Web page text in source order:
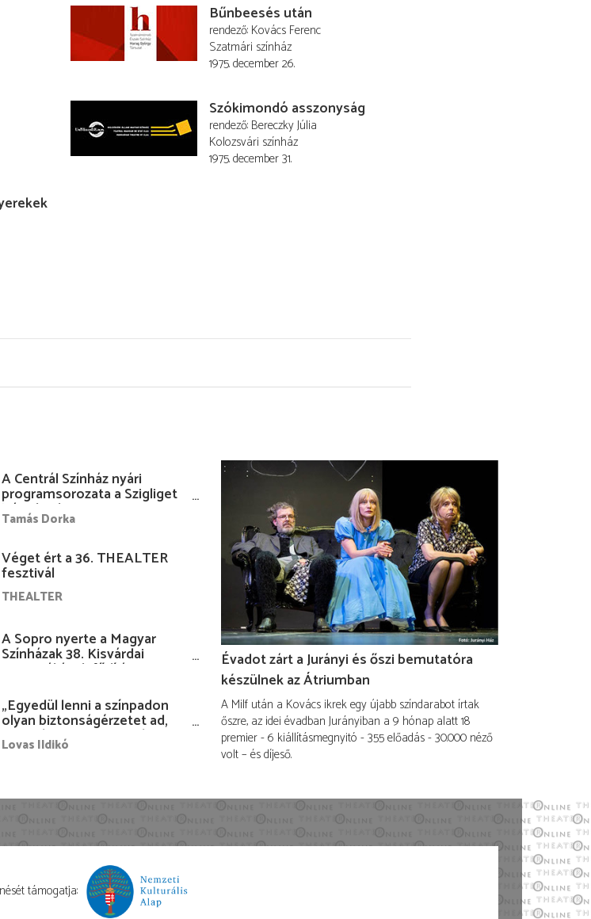
Bűnbeesés után
rendező Kovács Ferenc
Szatmári színház
1975. december 26.
Szókimondó asszonyság
rendező Bereczky Júlia
Kolozsvári színház
1975. december 31.
A Centrál Színház nyári
programsorozata a Szigliget
Várudvarban
Tamás Dorka
Véget ért a 36. THEALTER
fesztivál
THEALTER
A Sopro nyerte a Magyar
Színházak 38. Kisvárdai
Fesztiváljának fődíját
„Egyedül lenni a színpadon
olyan biztonságérzetet ad,
hogy lám, mindenki más
nélkül is megvagyok
Lovas Ildikó
Évadot zárt a Jurányi és őszi bemutatóra
készülnek az Átriumban
A Milf után a Kovács ikrek egy újabb színdarabot írtak
őszre, az idei évadban Jurányiban a 9 hónap alatt 18
premier - 6 kiállításmegnyitó - 355 előadás - 30.000 néző
volt – és díjeső.
támogatja: